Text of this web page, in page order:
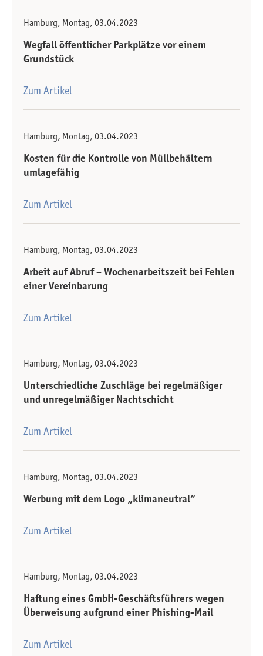
Hamburg, Montag, 03.04.2023
Wegfall öffentlicher Parkplätze vor einem
Grundstück
Zum Artikel
Hamburg, Montag, 03.04.2023
Kosten für die Kontrolle von Müllbehältern
umlagefähig
Zum Artikel
Hamburg, Montag, 03.04.2023
Arbeit auf Abruf – Wochenarbeitszeit bei Fehlen
einer Vereinbarung
Zum Artikel
Hamburg, Montag, 03.04.2023
Unterschiedliche Zuschläge bei regelmäßiger
und unregelmäßiger Nachtschicht
Zum Artikel
Hamburg, Montag, 03.04.2023
Werbung mit dem Logo „klimaneutral“
Zum Artikel
Hamburg, Montag, 03.04.2023
Haftung eines GmbH-Geschäftsführers wegen
Überweisung aufgrund einer Phishing-Mail
Zum Artikel